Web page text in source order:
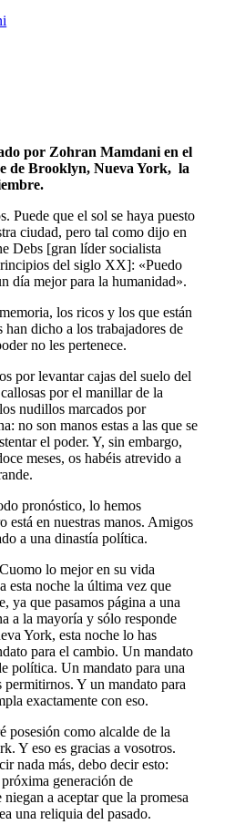
por Zohran Mamdani en el
de Brooklyn, Nueva York, la
Puede que el sol se haya puesto
ciudad, pero tal como dijo en
Debs [gran líder socialista
del siglo XX]: «Puedo
día mejor para la humanidad».
los ricos y los que están
han dicho a los trabajadores de
no les pertenece.
por levantar cajas del suelo del
por el manillar de la
nudillos marcados por
no son manos estas a las que se
el poder. Y, sin embargo,
meses, os habéis atrevido a
pronóstico, lo hemos
está en nuestras manos. Amigos
a una dinastía política.
lo mejor en su vida
esta noche la última vez que
ya que pasamos página a una
a la mayoría y sólo responde
York, esta noche lo has
para el cambio. Un mandato
política. Un mandato para una
permitirnos. Y un mandato para
exactamente con eso.
posesión como alcalde de la
Y eso es gracias a vosotros.
nada más, debo decir esto:
generación de
a aceptar que la promesa
una reliquia del pasado.